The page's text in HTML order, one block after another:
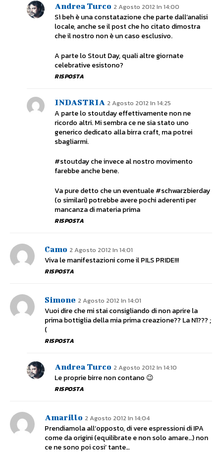
Andrea Turco 2 Agosto 2012 In 14:00
Sì beh è una constatazione che parte dall’analisi
locale, anche se il post che ho citato dimostra
che il nostro non è un caso esclusivo.
A parte lo Stout Day, quali altre giornate
celebrative esistono?
RISPOSTA
INDASTRIA 2 Agosto 2012 In 14:25
A parte lo stoutday effettivamente non ne
ricordo altri. Mi sembra ce ne sia stato uno
generico dedicato alla birra craft, ma potrei
sbagliarmi.
#stoutday che invece al nostro movimento
farebbe anche bene.
Va pure detto che un eventuale #schwarzbierday
(o similari) potrebbe avere pochi aderenti per
mancanza di materia prima
RISPOSTA
Camo 2 Agosto 2012 In 14:01
Viva le manifestazioni come il PILS PRIDE!!!
RISPOSTA
Simone 2 Agosto 2012 In 14:01
Vuoi dire che mi stai consigliando di non aprire la
prima bottiglia della mia prima creazione?? La N1??? ;
(
RISPOSTA
Andrea Turco 2 Agosto 2012 In 14:10
Le proprie birre non contano 😉
RISPOSTA
Amarillo 2 Agosto 2012 In 14:04
Prendiamola all’opposto, di vere espressioni di IPA
come da origini (equilibrate e non solo amare…) non
ce ne sono poi cosi’ tante…